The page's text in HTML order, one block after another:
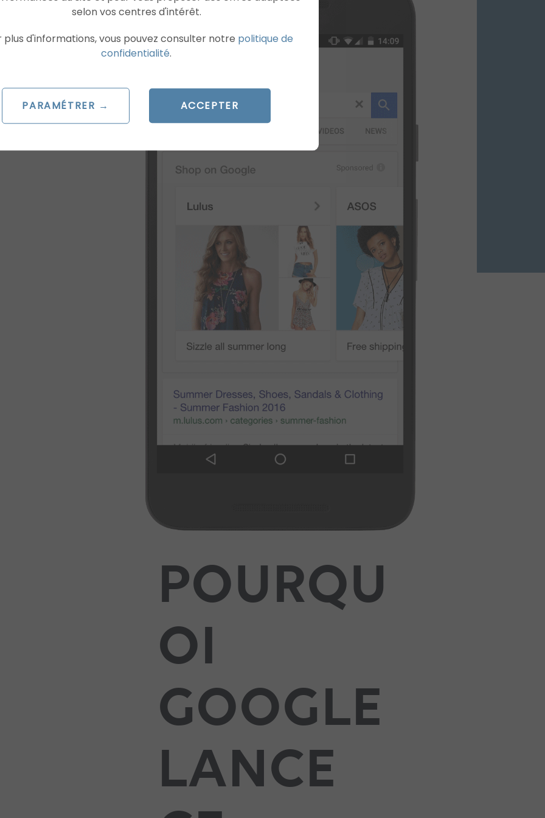
POURQU
OI
GOOGLE
LANCE
selon vos centres d'intérêt.
plus d'informations, vous pouvez consulter notre politique de
confidentialité.
PARAMÉTRER → ACCEPTER